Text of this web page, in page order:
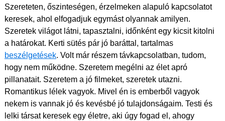
Szereteten, őszinteségen, érzelmeken alapuló kapcsolatot
keresek, ahol elfogadjuk egymást olyannak amilyen.
Szeretek világot látni, tapasztalni, időnként egy kicsit kitolni
a határokat. Kerti sütés pár jó baráttal, tartalmas
beszélgetések. Volt már részem távkapcsolatban, tudom,
hogy nem működne. Szeretem megélni az élet apró
pillanatait. Szeretem a jó filmeket, szeretek utazni.
Romantikus lélek vagyok. Mivel én is emberből vagyok
nekem is vannak jó és kevésbé jó tulajdonságaim. Testi és
lelki társat keresek egy életre, aki úgy fogad el, ahogy